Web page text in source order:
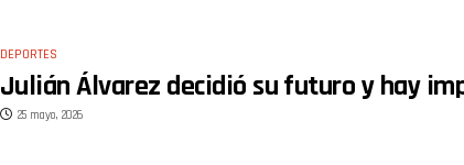
DEPORTES
Julián Álvarez decidió su futuro y hay
25 mayo, 2026